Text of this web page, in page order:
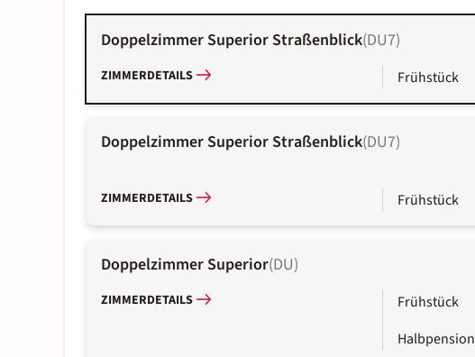
Doppelzimmer Superior Straßenblick(DU7)
ZIMMERDETAILS Frühstück
Doppelzimmer Superior Straßenblick(DU7)
ZIMMERDETAILS Frühstück
Doppelzimmer Superior(DU)
ZIMMERDETAILS Frühstück
Halbpension